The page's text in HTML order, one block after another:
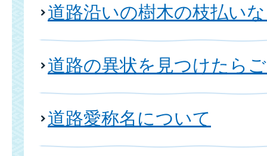
道路沿いの樹木の枝払い
道路の異状を見つけたら
道路愛称名について